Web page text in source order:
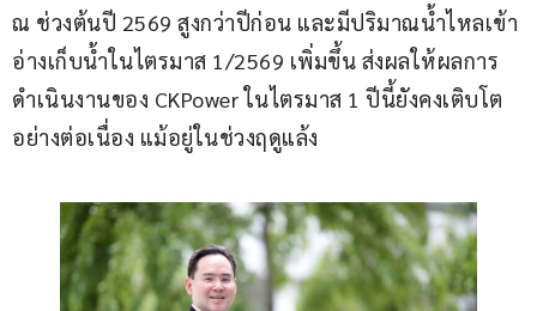
ณ ช่วงต้นปี 2569 สูงกว่าปีก่อน และมีปริมาณน้ำไหลเข้า
อ่างเก็บน้ำในไตรมาส 1/2569 เพิ่มขึ้น ส่งผลให้ผลการ
ดำเนินงานของ CKPower ในไตรมาส 1 ปีนี้ยังคงเติบโต
อย่างต่อเนื่อง แม้อยู่ในช่วงฤดูแล้ง